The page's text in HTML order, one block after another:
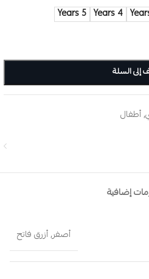
4 Years
5 Years
إلى السلة
,أطفال
إضافية
أصفر,أزرق فاتح